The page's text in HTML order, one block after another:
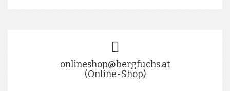
onlineshop@bergfuchs.at
(Online-Shop)